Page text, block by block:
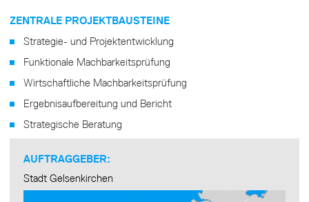
ZENTRALE PROJEKTBAUSTEINE
Strategie- und Projektentwicklung
Funktionale Machbarkeitsprüfung
Wirtschaftliche Machbarkeitsprüfung
Ergebnisaufbereitung und Bericht
Strategische Beratung
AUFTRAGGEBER:
Stadt Gelsenkirchen